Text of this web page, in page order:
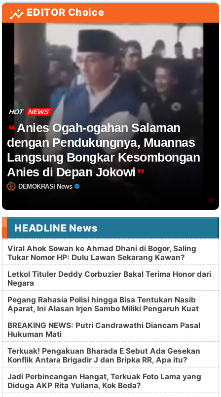
EDITOR Choice
HOT NEWS
Anies Ogah-ogahan Salaman
dengan Pendukungnya, Muannas
Langsung Bongkar Kesombongan
Anies di Depan Jokowi
DEMOKRASI News
HEADLINE News
Viral Ahok Sowan ke Ahmad Dhani di Bogor, Saling
Tukar Nomor HP: Dulu Lawan Sekarang Kawan?
Letkol Tituler Deddy Corbuzier Bakal Terima Honor dari
Negara
Pegang Rahasia Polisi hingga Bisa Tentukan Nasib
Aparat, Ini Alasan Irjen Sambo Miliki Pengaruh Kuat
BREAKING NEWS: Putri Candrawathi Diancam Pasal
Hukuman Mati
Terkuak! Pengakuan Bharada E Sebut Ada Gesekan
Konflik Antara Brigadir J dan Bripka RR, Apa itu?
Jadi Perbincangan Hangat, Terkuak Foto Lama yang
Diduga AKP Rita Yuliana, Kok Beda?